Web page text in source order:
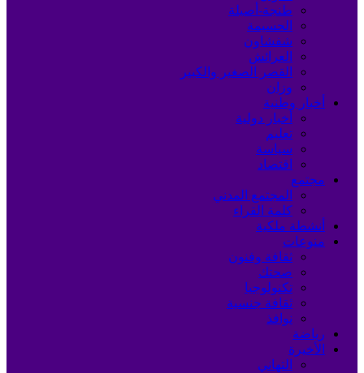
طنجة-أصيلة
الحسيمة
شفشاون
العرائش
القصر الصغير والكبير
وزان
أخبار وطنية
أخبار دولية
تعليم
سياسة
اقتصاد
مجتمع
المجتمع المدني
كلمة القراء
أنشطة ملكية
منوعات
ثقافة وفنون
صحتك
تكنولوجيا
ثقافة جنسية
نوافذ
رياضة
الأخيرة
التهاني